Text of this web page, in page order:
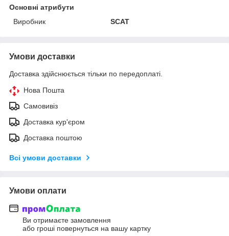
Основні атрибути
Виробник
SCAT
Умови доставки
Доставка здійснюється тільки по передоплаті.
Нова Пошта
Самовивіз
Доставка кур'єром
Доставка поштою
Всі умови доставки
Умови оплати
Ви отримаєте замовлення
або гроші повернуться на вашу картку